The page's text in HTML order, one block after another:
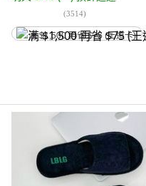
(3514)
满 $1,500 再省 $75 (王道卡)